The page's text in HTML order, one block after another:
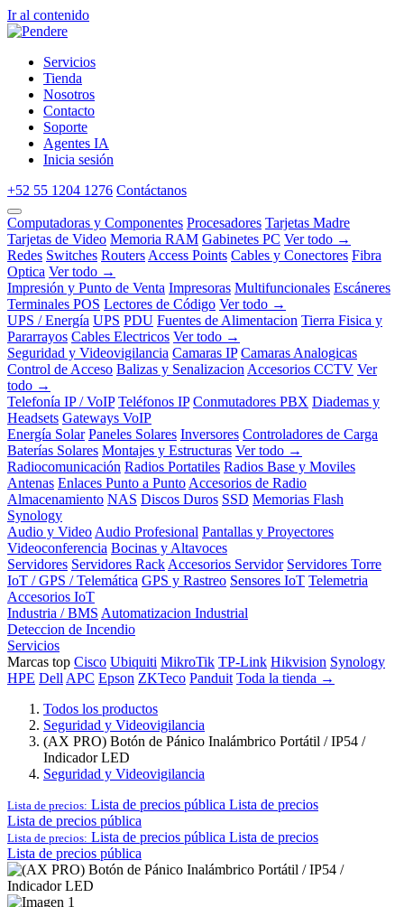
Ir al contenido
Servicios
Tienda
Nosotros
Contacto
Soporte
Agentes IA
Inicia sesión
+52 55 1204 1276 Contáctanos
Computadoras y Componentes Procesadores Tarjetas Madre
Tarjetas de Video Memoria RAM Gabinetes PC Ver todo →
Redes Switches Routers Access Points Cables y Conectores Fibra
Optica Ver todo →
Impresión y Punto de Venta Impresoras Multifuncionales Escáneres
Terminales POS Lectores de Código Ver todo →
UPS / Energía UPS PDU Fuentes de Alimentacion Tierra Fisica y
Pararrayos Cables Electricos Ver todo →
Seguridad y Videovigilancia Camaras IP Camaras Analogicas
Control de Acceso Balizas y Senalizacion Accesorios CCTV Ver
todo →
Telefonía IP / VoIP Teléfonos IP Conmutadores PBX Diademas y
Headsets Gateways VoIP
Energía Solar Paneles Solares Inversores Controladores de Carga
Baterías Solares Montajes y Estructuras Ver todo →
Radiocomunicación Radios Portatiles Radios Base y Moviles
Antenas Enlaces Punto a Punto Accesorios de Radio
Almacenamiento NAS Discos Duros SSD Memorias Flash
Synology
Audio y Video Audio Profesional Pantallas y Proyectores
Videoconferencia Bocinas y Altavoces
Servidores Servidores Rack Accesorios Servidor Servidores Torre
IoT / GPS / Telemática GPS y Rastreo Sensores IoT Telemetria
Accesorios IoT
Industria / BMS Automatizacion Industrial
Deteccion de Incendio
Servicios
Marcas top Cisco Ubiquiti MikroTik TP-Link Hikvision Synology
HPE Dell APC Epson ZKTeco Panduit Toda la tienda →
Todos los productos
Seguridad y Videovigilancia
(AX PRO) Botón de Pánico Inalámbrico Portátil / IP54 /
Indicador LED
Seguridad y Videovigilancia
Lista de precios: Lista de precios pública Lista de precios
Lista de precios pública
Lista de precios: Lista de precios pública Lista de precios
Lista de precios pública